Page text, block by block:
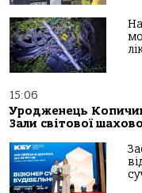
15:06
Уродженець
Зали світової